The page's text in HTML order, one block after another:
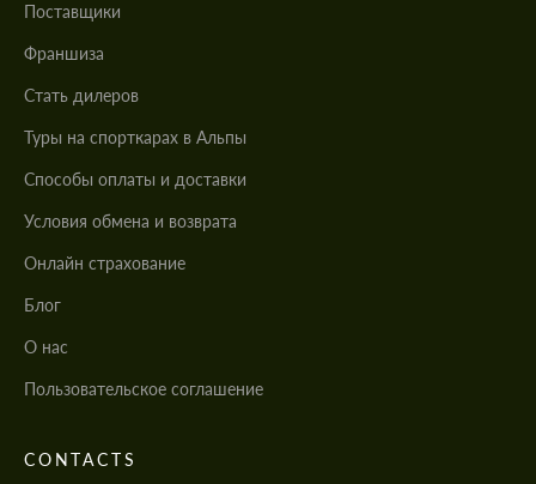
Поставщики
Франшиза
Стать дилеров
Туры на спорткарах в Альпы
Cпособы оплаты и доставки
Условия обмена и возврата
Онлайн страхование
Блог
О нас
Пользовательское соглашение
CONTACTS